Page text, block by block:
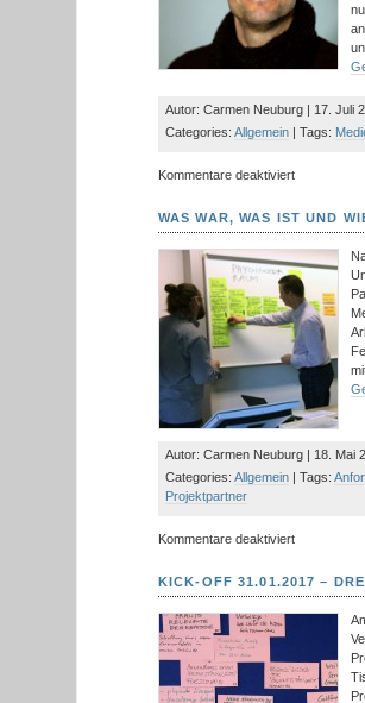
Autor: Carmen Neuburg | 17. Juli
Categories:Allgemein | Tags:
Kommentare deaktiviertfür
Projekt
hat
Verstärkung
bekommen
WAS WAR, WAS IST UND
Autor: Carmen Neuburg | 18. Mai
Categories:Allgemein | Tags:
Projektpartner
Kommentare deaktiviertfür
war,
was
ist
geht
es
KICK-OFF 31.01.2017 –